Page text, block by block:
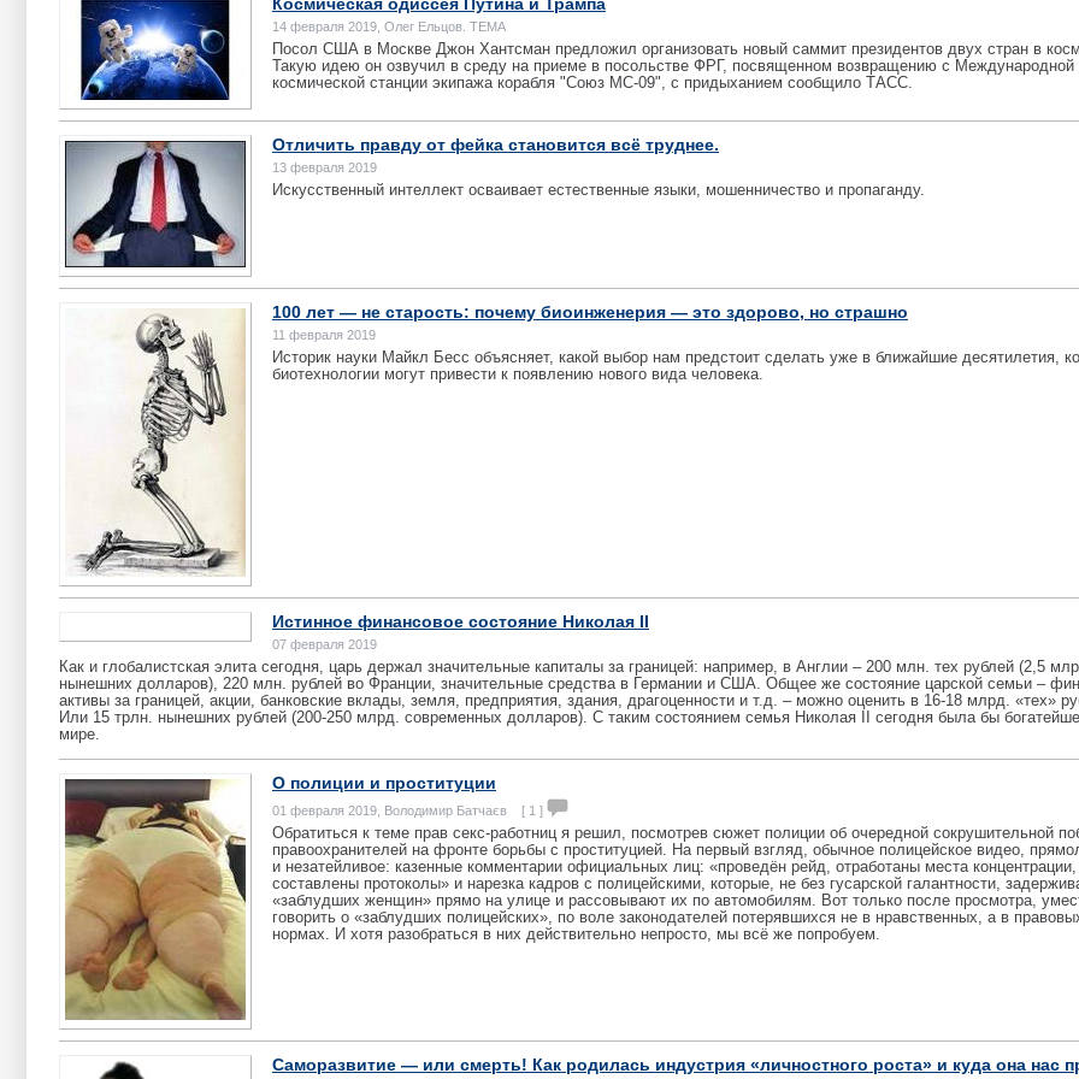
Космическая одиссея Путина и Трампа
14 февраля 2019, Олег Ельцов. ТЕМА
Посол США в Москве Джон Хантсман предложил организовать новый саммит президентов двух стран в
Такую идею он озвучил в среду на приеме в посольстве ФРГ, посвященном возвращению с Международной
космической станции экипажа корабля "Союз МС-09", с придыханием сообщило ТАСС.
Отличить правду от фейка становится всё труднее.
13 февраля 2019
Искусственный интеллект осваивает естественные языки, мошенничество и пропаганду.
100 лет — не старость: почему биоинженерия — это здорово, но страшно
11 февраля 2019
Историк науки Майкл Бесс объясняет, какой выбор нам предстоит сделать уже в ближайшие десятилетия,
биотехнологии могут привести к появлению нового вида человека.
Истинное финансовое состояние Николая II
07 февраля 2019
Как и глобалистская элита сегодня, царь держал значительные капиталы за границей: например, в Англии – 200 млн. тех рублей (2,5
нынешних долларов), 220 млн. рублей во Франции, значительные средства в Германии и США. Общее же состояние царской семьи –
активы за границей, акции, банковские вклады, земля, предприятия, здания, драгоценности и т.д. – можно оценить в 16-18 млрд. «тех»
Или 15 трлн. нынешних рублей (200-250 млрд. современных долларов). С таким состоянием семья Николая II сегодня была бы
мире.
О полиции и проституции
01 февраля 2019, Володимир Батчаєв [ 1 ]
Обратиться к теме прав секс-работниц я решил, посмотрев сюжет полиции об очередной сокрушительной
правоохранителей на фронте борьбы с проституцией. На первый взгляд, обычное полицейское видео,
и незатейливое: казенные комментарии официальных лиц: «проведён рейд, отработаны места концентрации,
составлены протоколы» и нарезка кадров с полицейскими, которые, не без гусарской галантности,
«заблудших женщин» прямо на улице и рассовывают их по автомобилям. Вот только после просмотра,
говорить о «заблудших полицейских», по воле законодателей потерявшихся не в нравственных, а в
нормах. И хотя разобраться в них действительно непросто, мы всё же попробуем.
Саморазвитие — или смерть! Как родилась индустрия «личностного роста» и куда она нас